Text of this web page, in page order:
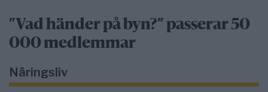
”Vad händer på byn?” passerar 50
000 medlemmar
Näringsliv